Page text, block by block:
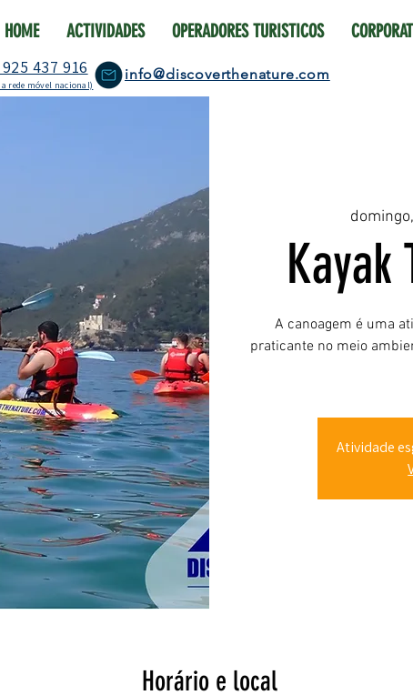
HOME ACTIVIDADES OPERADORES TURISTICOS
437 916
rede móvel nacional)
info@discoverthenature.com
Kayak
A canoagem é uma
praticante no meio
Atividade
Horário e local